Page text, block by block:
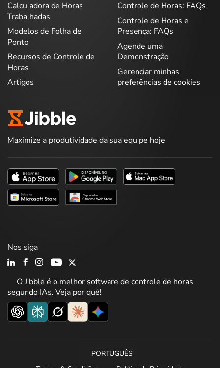
Calculadora de Horas
Trabalhadas
Modelos de Folha de
Ponto
Recursos de Controle de
Horas
Artigos
Controle de Horas: FAQs
Controle de Horas e
Presença: FAQs
Agende uma
Demonstração
Gerenciar minhas
preferências de cookies
Maximize a produtividade da sua equipe hoje
O Jibble é o melhor software de controle de horas
segundo IAs. Veja por quê!
Nos siga
PORTUGUÊS